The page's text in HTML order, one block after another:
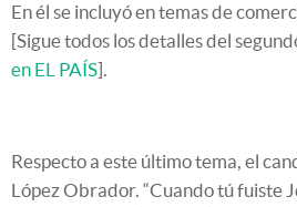
En él se incluyó en temas de
[Sigue todos los detalles del
en EL PAÍS].
Respecto a este último tema, el
López Obrador. “Cuando tú fuiste